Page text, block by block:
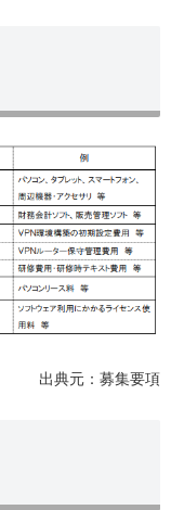
出典元：募集要項